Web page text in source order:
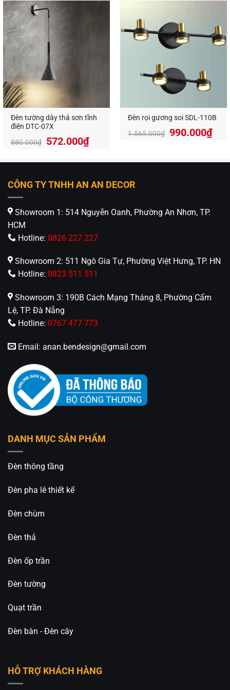
là:
1.700.000₫.
tại
là:
1.020.000₫.
650.000₫.là:
Đèn tường dây thả sơn tĩnh
điện DTC-07X
880.000₫ 572.000₫
Đèn rọi gương soi SDL-110B
1.565.000₫ 990.000₫
CÔNG TY TNHH AN AN DECOR
Showroom 1: 514 Nguyễn Oanh, Phường An Nhơn, TP.
HCM
Hotline: 0826 227 227
Showroom 2: 511 Ngô Gia Tự, Phường Việt Hưng, TP. HN
Hotline: 0823 511 511
Showroom 3: 190B Cách Mạng Tháng 8, Phường Cẩm
Lệ, TP. Đà Nẵng
Hotline: 0767 477 773
Email: anan.bendesign@gmail.com
DANH MỤC SẢN PHẨM
Đèn thông tầng
Đèn pha lê thiết kế
Đèn chùm
Đèn thả
Đèn ốp trần
Đèn tường
Quạt trần
Đèn bàn - Đèn cây
HỖ TRỢ KHÁCH HÀNG